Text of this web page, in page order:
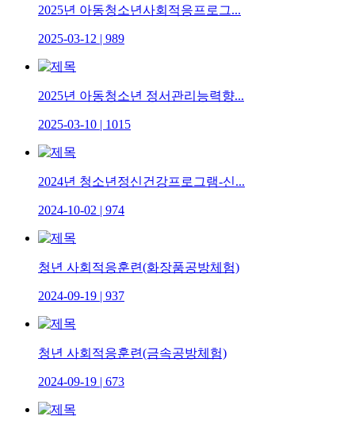
2025년 아동청소년사회적응프로그...
2025-03-12 | 989
2025년 아동청소년 정서관리능력향...
2025-03-10 | 1015
2024년 청소년정신건강프로그램-신...
2024-10-02 | 974
청년 사회적응훈련(화장품공방체험)
2024-09-19 | 937
청년 사회적응훈련(금속공방체험)
2024-09-19 | 673